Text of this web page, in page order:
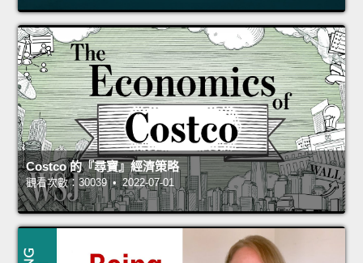
Costco 的『尋寶』經濟策略
觀看次數：30039 • 2022-07-01